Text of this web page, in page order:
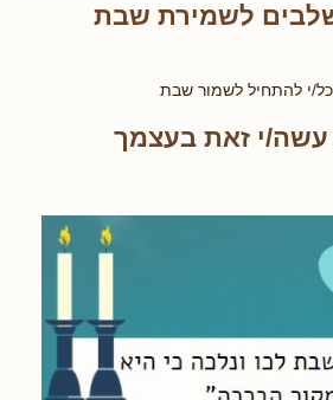
לשמירת שבת
י להתחיל לשמור שבת
י זאת בעצמך